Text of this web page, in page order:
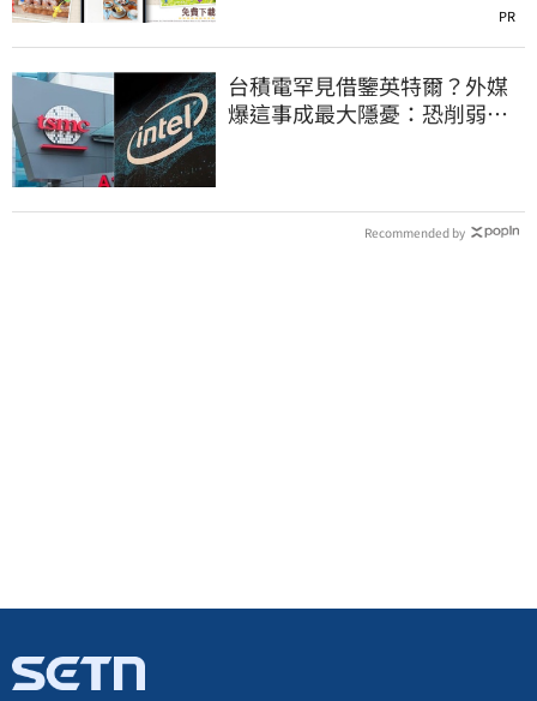
PR
台積電罕見借鑒英特爾？外媒
爆這事成最大隱憂：恐削弱領
Recommended by